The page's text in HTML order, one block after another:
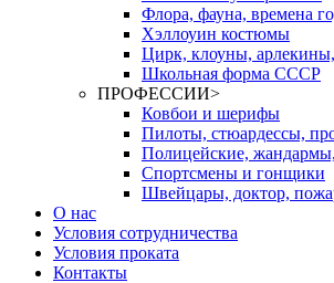
Флора, фауна, времена
Хэллоуин костюмы
Цирк, клоуны,
Школьная форма СССР
ПРОФЕССИИ>
Ковбои и шерифы
Пилоты, стюардессы,
Полицейские,
Спортсмены и гонщики
Швейцары, доктор,
О нас
Условия сотрудничества
Условия проката
Контакты